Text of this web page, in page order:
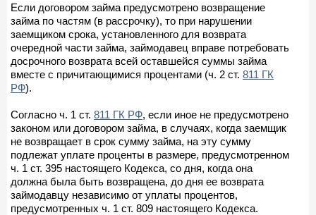
Если договором займа предусмотрено возвращение
займа по частям (в рассрочку), то при нарушении
заемщиком срока, установленного для возврата
очередной части займа, займодавец вправе потребовать
досрочного возврата всей оставшейся суммы займа
вместе с причитающимися процентами (ч. 2 ст. 811 ГК
РФ).
Согласно ч. 1 ст. 811 ГК РФ, если иное не предусмотрено
законом или договором займа, в случаях, когда заемщик
не возвращает в срок сумму займа, на эту сумму
подлежат уплате проценты в размере, предусмотренном
ч. 1 ст. 395 настоящего Кодекса, со дня, когда она
должна была быть возвращена, до дня ее возврата
займодавцу независимо от уплаты процентов,
предусмотренных ч. 1 ст. 809 настоящего Кодекса.